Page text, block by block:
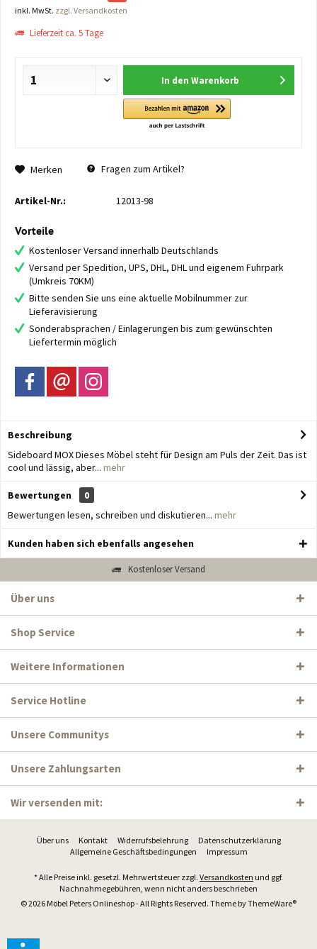
inkl. MwSt. zzgl. Versandkosten
Lieferzeit ca. 5 Tage
In den Warenkorb
Merken Fragen zum Artikel?
Artikel-Nr.: 12013-98
Vorteile
Kostenloser Versand innerhalb Deutschlands
Versand per Spedition, UPS, DHL, DHL und eigenem Fuhrpark
(Umkreis 70KM)
Bitte senden Sie uns eine aktuelle Mobilnummer zur
Lieferavisierung
Sonderabsprachen / Einlagerungen bis zum gewünschten
Liefertermin möglich
Beschreibung
Sideboard MOX Dieses Möbel steht für Design am Puls der Zeit. Das ist
cool und lässig, aber... mehr
Bewertungen
0
Bewertungen lesen, schreiben und diskutieren... mehr
Kunden haben sich ebenfalls angesehen
Kostenloser Versand
Über uns
Shop Service
Weitere Informationen
Service Hotline
Unsere Communitys
Unsere Zahlungsarten
Wir versenden mit:
Über uns Kontakt Widerrufsbelehrung
Datenschutzerklärung
Allgemeine Geschäftsbedingungen
Impressum
* Alle Preise inkl. gesetzl. Mehrwertsteuer zzgl. Versandkosten und ggf.
Nachnahmegebühren, wenn nicht anders beschrieben
© 2026 Möbel Peters Onlineshop - All Rights Reserved. Theme byThemeWare®